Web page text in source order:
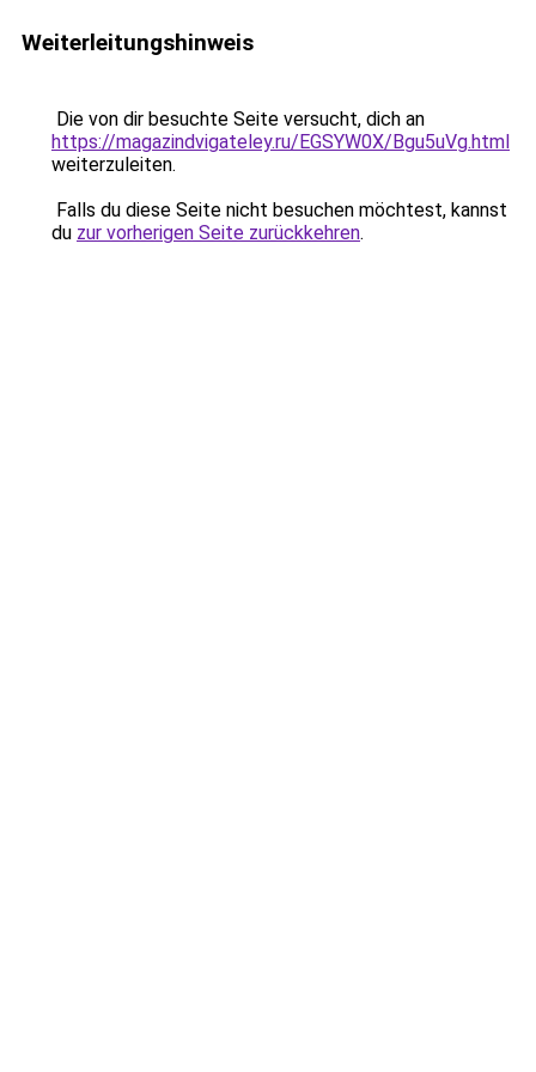
Weiterleitungshinweis
Die von dir besuchte Seite versucht, dich an
https://magazindvigateley.ru/EGSYW0X/Bgu5uVg.html
weiterzuleiten.
Falls du diese Seite nicht besuchen möchtest, kannst
du zur vorherigen Seite zurückkehren.